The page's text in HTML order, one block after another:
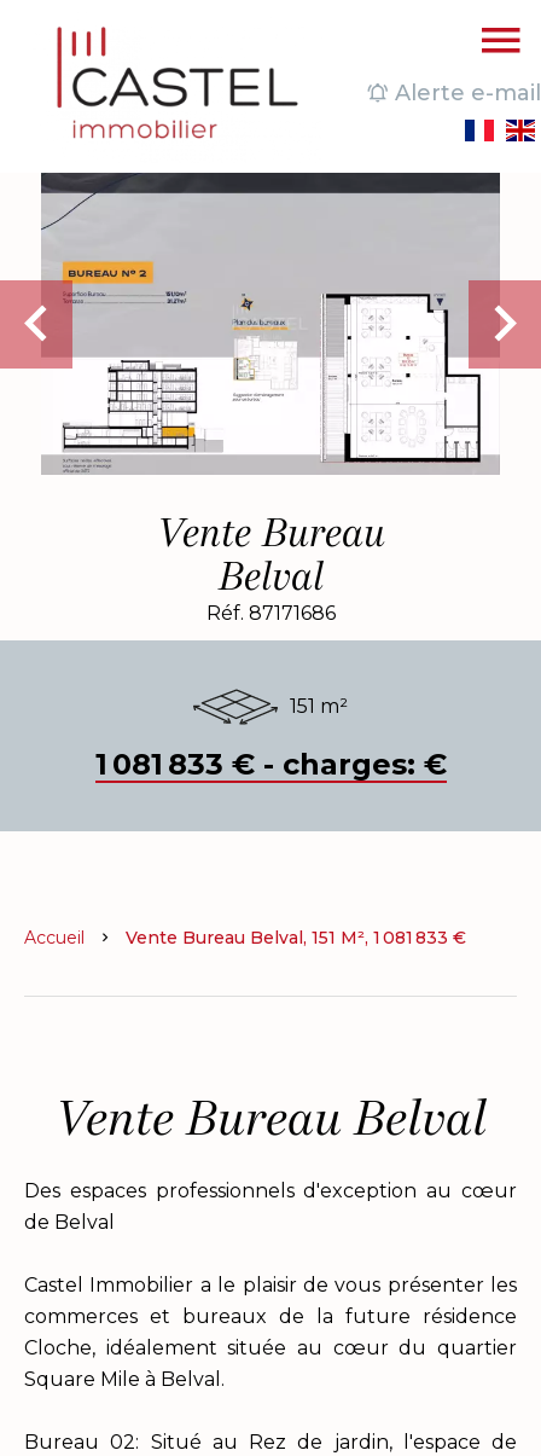
Alerte e-mail
Vente Bureau
Belval
Réf. 87171686
151 m²
1 081 833 € - charges: €
Accueil Vente Bureau Belval, 151 M², 1 081 833 €
Vente Bureau Belval
Des espaces professionnels d'exception au cœur
de Belval
Castel Immobilier a le plaisir de vous présenter les
commerces et bureaux de la future résidence
Cloche, idéalement située au cœur du quartier
Square Mile à Belval.
Bureau 02: Situé au Rez de jardin, l'espace de